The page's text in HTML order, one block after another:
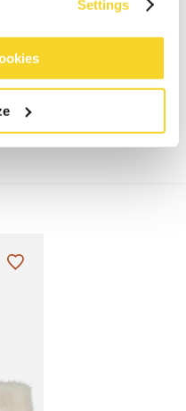
Settings